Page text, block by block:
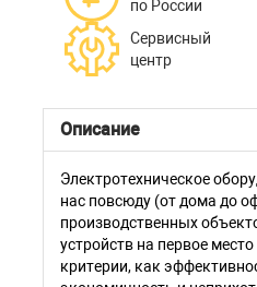
по России
Сервисный
центр
Описание
Электротехническое
нас повсюду (от дома до
производственных
устройств на первое
критерии, как